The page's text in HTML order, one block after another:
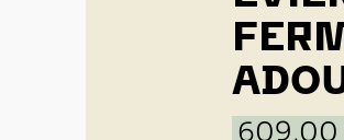
609,00